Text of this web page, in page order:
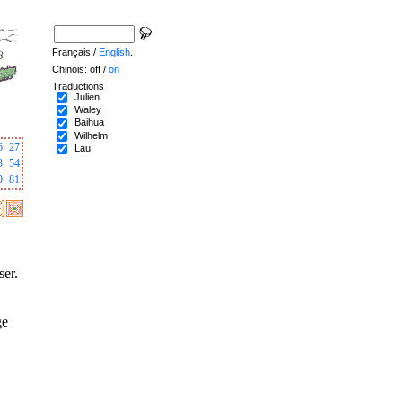
27
54
81
Français / English
Chinois: off / on
Traductions
Julien
Waley
Baihua
Wilhelm
Lau